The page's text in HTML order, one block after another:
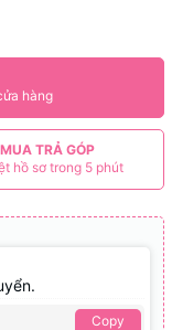
hàng
MUA TRẢ GÓP
hồ sơ trong 5 phút
Copy